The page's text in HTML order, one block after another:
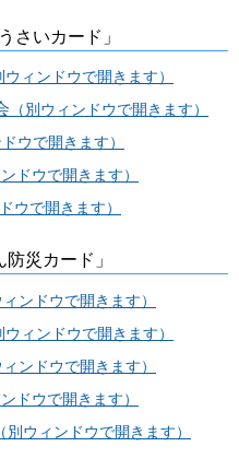
さいカード」
ウィンドウで開きます）
（別ウィンドウで開きます）
ドウで開きます）
ンドウで開きます）
ウで開きます）
災カード」
ィンドウで開きます）
ウィンドウで開きます）
ィンドウで開きます）
ンドウで開きます）
（別ウィンドウで開きます）